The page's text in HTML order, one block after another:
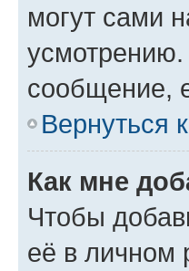
могут сами
усмотрению.
сообщение,
Вернуться
Как мне
Чтобы
её в личном